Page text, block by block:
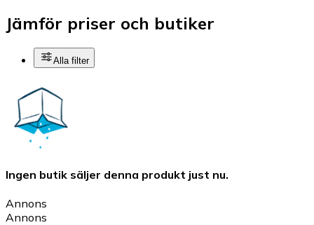
Jämför priser och butiker
Alla filter
Ingen butik säljer denna produkt just nu.
Annons
Annons